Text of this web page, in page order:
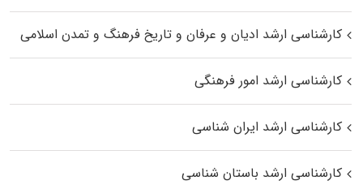
کارشناسی ارشد ادیان و عرفان و تاریخ فرهنگ و تمدن اسلامی
کارشناسی ارشد امور فرهنگی
کارشناسی ارشد ایران شناسی
کارشناسی ارشد باستان شناسی